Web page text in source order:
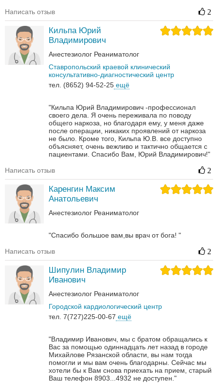
Написать отзыв 2
Кильпа Юрий
Владимирович
Анестезиолог Реаниматолог
Ставропольский краевой клинический
консультативно-диагностический центр
тел. (8652) 94-52-25 ещё
"Кильпа Юрий Владимирович -профессионал
своего дела. Я очень переживала по поводу
общего наркоза, но благодаря ему, у меня даже
после операции, никаких проявлений от наркоза
не было. Кроме того, Кильпа Ю.В. все доступно
объясняет, очень вежливо и тактично общается с
пациентами. Спасибо Вам, Юрий Владимирович!"
Написать отзыв 2
Каренгин Максим
Анатольевич
Анестезиолог Реаниматолог
"Спасибо большое вам,вы врач от бога! "
Написать отзыв 2
Шипулин Владимир
Иванович
Анестезиолог Реаниматолог
Городской кардиологический центр
тел. 7(727)225-00-67 ещё
"Владимир Иванович, мы с братом обращались к
Вас за помощью одиннадцать лет назад в городе
Михайлове Рязанской области, вы нам тогда
помогли и мы вам очень благодарны. Сейчас мы
хотели бы к Вам снова приехать на прием, старый
Ваш телефон 8903...4932 не доступен."